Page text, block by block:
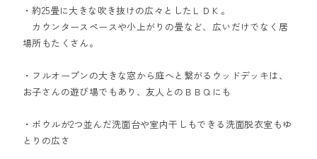
・約25畳に大きな吹き抜けの広々としたＬＤＫ。
カウンタースペースや小上がりの畳など、広いだけでなく居
場所もたくさん。
・フルオープンの大きな窓から庭へと繋がるウッドデッキは、
お子さんの遊び場でもあり、友人とのＢＢＱにも
・ボウルが2つ並んだ洗面台や室内干しもできる洗面脱衣室もゆ
とりの広さ